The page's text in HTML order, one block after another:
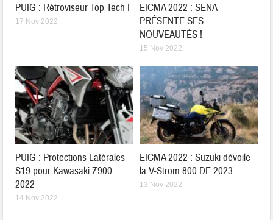
PUIG : Rétroviseur Top Tech I
17 Nov 2022
EICMA 2022 : SENA
PRÉSENTE SES
NOUVEAUTÉS !
15 Nov 2022
PUIG : Protections Latérales
S19 pour Kawasaki Z900
2022
14 Nov 2022
EICMA 2022 : Suzuki dévoile
la V-Strom 800 DE 2023
13 Nov 2022